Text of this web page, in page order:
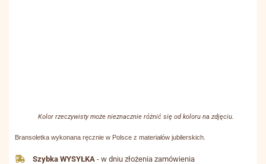
Kolor rzeczywisty może nieznacznie różnić się od koloru na zdjęciu.
Bransoletka wykonana ręcznie w Polsce z materiałów jubilerskich.
Szybka WYSYŁKA - w dniu złożenia zamówienia